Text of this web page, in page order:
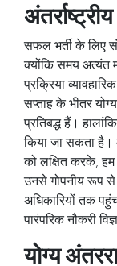
सफल भर्ती केलिए
क्योंकि समय अत्यंत
प्रक्रिया
सप्ताह के भीतर
प्रतिबद्ध हैं।
किया जा सकता है।
को लक्षित करके,
उनसे गोपनीय रूप से
अधिकारियों तक
पारंपरिक नौकरी
योग्य